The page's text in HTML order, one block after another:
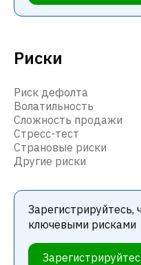
Риски
Риск дефолта
Волатильность
Сложность продажи
Стресс-тест
Страновые риски
Другие риски
Зарегистрируйтесь,
ключевыми рисками